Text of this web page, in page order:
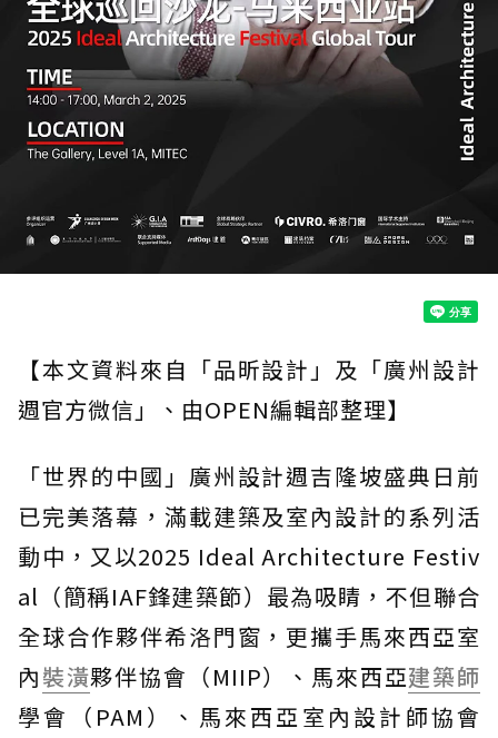
【本文資料來自「品昕設計」及「廣州設計
週官方微信」、由OPEN編輯部整理】
「世界的中國」廣州設計週吉隆坡盛典日前
已完美落幕，滿載建築及室內設計的系列活
動中，又以2025 Ideal Architecture Festiv
al（簡稱IAF鋒建築節）最為吸睛，不但聯合
全球合作夥伴希洛門窗，更攜手馬來西亞室
內裝潢夥伴協會（MIIP）、馬來西亞建築師
學會（PAM）、馬來西亞室內設計師協會